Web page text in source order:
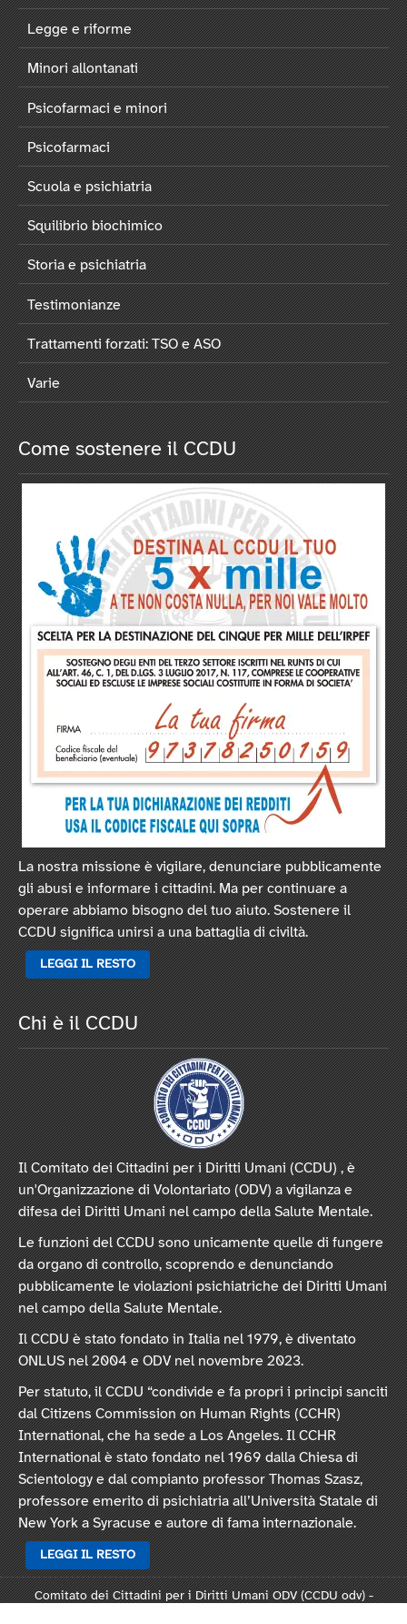
Legge e riforme
Minori allontanati
Psicofarmaci e minori
Psicofarmaci
Scuola e psichiatria
Squilibrio biochimico
Storia e psichiatria
Testimonianze
Trattamenti forzati: TSO e ASO
Varie
Come sostenere il CCDU
La nostra missione è vigilare, denunciare pubblicamente
gli abusi e informare i cittadini. Ma per continuare a
operare abbiamo bisogno del tuo aiuto. Sostenere il
CCDU significa unirsi a una battaglia di civiltà.
LEGGI IL RESTO
Chi è il CCDU
Il Comitato dei Cittadini per i Diritti Umani (CCDU) , è
un'Organizzazione di Volontariato (ODV) a vigilanza e
difesa dei Diritti Umani nel campo della Salute Mentale.
Le funzioni del CCDU sono unicamente quelle di fungere
da organo di controllo, scoprendo e denunciando
pubblicamente le violazioni psichiatriche dei Diritti Umani
nel campo della Salute Mentale.
Il CCDU è stato fondato in Italia nel 1979, è diventato
ONLUS nel 2004 e ODV nel novembre 2023.
Per statuto, il CCDU “condivide e fa propri i principi sanciti
dal Citizens Commission on Human Rights (CCHR)
International, che ha sede a Los Angeles. Il CCHR
International è stato fondato nel 1969 dalla Chiesa di
Scientology e dal compianto professor Thomas Szasz,
professore emerito di psichiatria all’Università Statale di
New York a Syracuse e autore di fama internazionale.
LEGGI IL RESTO
Comitato dei Cittadini per i Diritti Umani ODV (CCDU odv) -